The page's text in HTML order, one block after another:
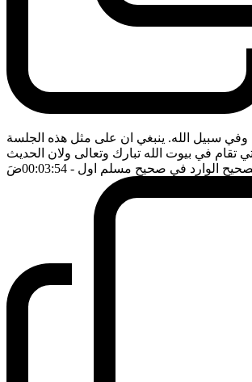
وفي سبيل الله. ينبغي ان على مثل هذه الجلسة
تقام في بيوت الله تبارك وتعالى ولان الحديث
الوارد في صحيح مسلم اول - 00:03:54 ضَ